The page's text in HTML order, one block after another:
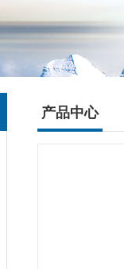
产品中心